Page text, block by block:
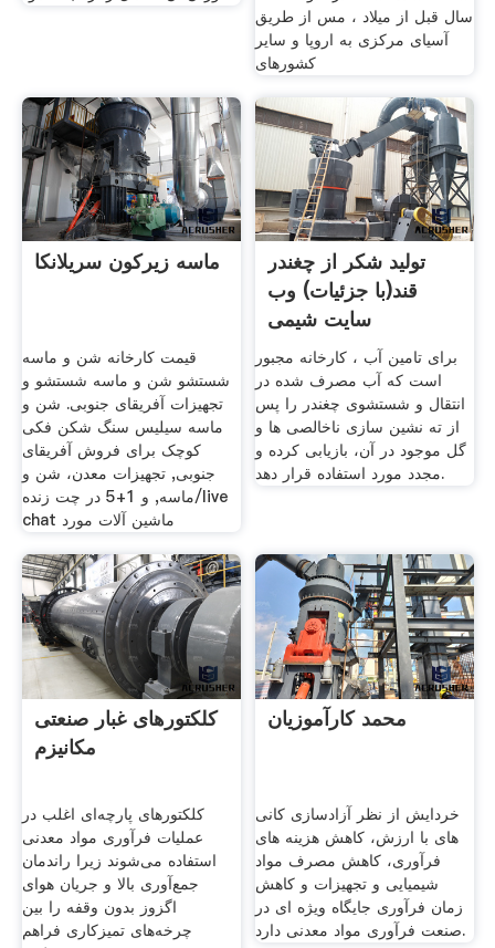
سال قبل از میلاد ، مس از طریق
آسیای مرکزی به اروپا و سایر
کشورهای
ماسه زیرکون سریلانکا
قیمت کارخانه شن و ماسه
شستشو شن و ماسه شستشو و
تجهیزات آفریقای جنوبی. شن و
ماسه سیلیس سنگ شکن فکی
کوچک برای فروش آفریقای
جنوبی, تجهیزات معدن، شن و
ماسه, و 1+5 در چت زنده/live
chat ماشین آلات مورد
تولید شکر از چغندر
قند(با جزئیات) وب
سایت شیمی
برای تامین آب ، کارخانه مجبور
است که آب مصرف شده در
انتقال و شستشوی چغندر را پس
از ته نشین سازی ناخالصی ها و
گل موجود در آن، بازیابی کرده و
مجدد مورد استفاده قرار دهد.
کلکتورهای غبار صنعتی
مکانیزم
کلکتورهای پارچه‌ای اغلب در
عملیات فرآوری مواد معدنی
استفاده می‌شوند زیرا راندمان
جمع‌آوری بالا و جریان هوای
اگزوز بدون وقفه را بین
چرخه‌های تمیزکاری فراهم
محمد کارآموزیان
خردایش از نظر آزادسازی کانی
های با ارزش، کاهش هزینه های
فرآوری، کاهش مصرف مواد
شیمیایی و تجهیزات و کاهش
زمان فرآوری جایگاه ویژه ای در
صنعت فرآوری مواد معدنی دارد.